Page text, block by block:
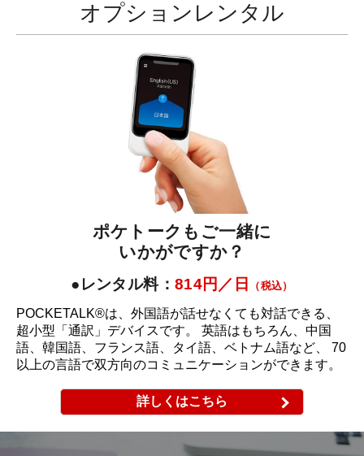
オプションレンタル
ポケトークもご一緒に
いかがですか？
●レンタル料： 814円／日 （税込）
POCKETALK®は、外国語が話せなくても対話できる、
超小型「通訳」デバイスです。 英語はもちろん、中国
語、韓国語、フランス語、タイ語、ベトナム語など、 70
以上の言語で双方向のコミュニケーションができます。
詳しくはこちら